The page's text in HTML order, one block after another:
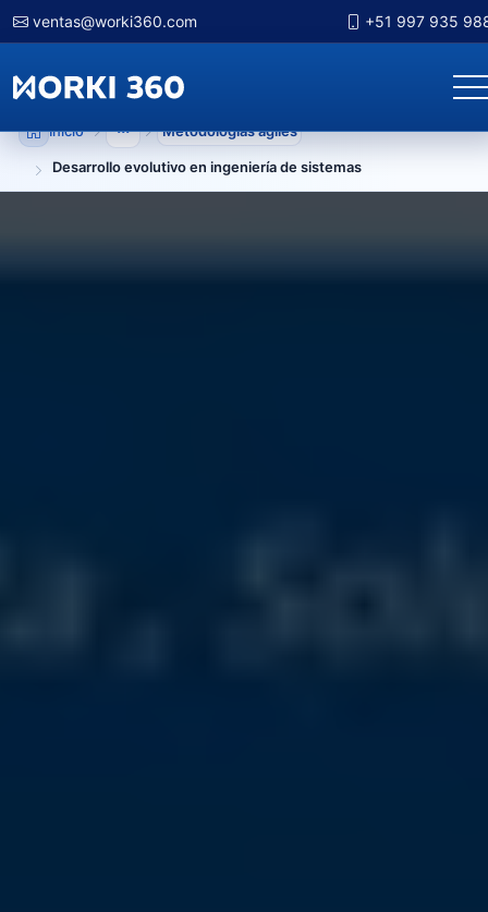
ventas@worki360.com +51 997 935
Inicio Mostrar niveles anteriores
Metodologias agiles
Desarrollo evolutivo en ingeniería de sistemas